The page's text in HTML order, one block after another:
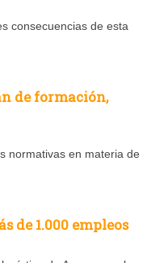
consecuencias de esta
de formación,
normativas en materia de
de 1.000 empleos